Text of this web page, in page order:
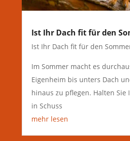
Ist Ihr Dach fit für den
Ist Ihr Dach fit für den
Im Sommer macht es
Eigenheim bis unters Dach
hinaus zu pflegen. Halten Sie
in Schuss
mehr lesen